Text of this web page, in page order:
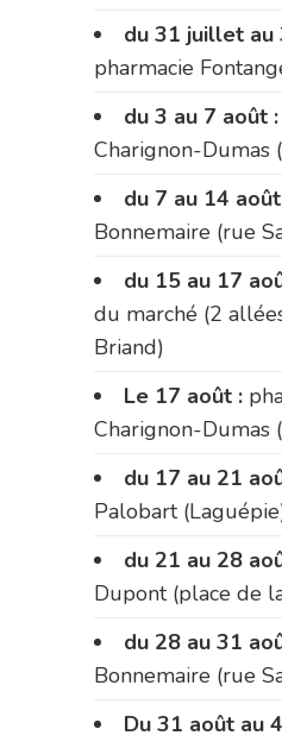
du 31 juillet au
pharmacie
du 3 au 7 août :
Charignon-Dumas
du 7 au 14
Bonnemaire (rue
du 15 au 17
du marché (2
Briand)
Le 17 août :
Charignon-Dumas
du 17 au 21
Palobart
du 21 au 28
Dupont (place de
du 28 au 31
Bonnemaire (rue
Du 31 août au